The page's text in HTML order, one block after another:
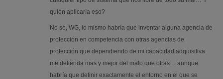
quién aplicaría eso?
No sé, WG, lo mismo habría que inventar alguna agencia de
protección en competencia con otras agencias de
protección que dependiendo de mi capacidad adquisitiva
me defienda mas y mejor del malo que otras… aunque
habría que definir exactamente el entorno en el que se